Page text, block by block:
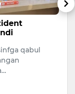
qabul